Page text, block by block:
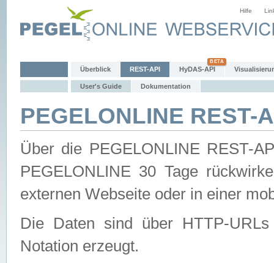
Hilfe
Überblick REST-API HyDAS-API
User's Guide Dokumentation
PEGELONLINE REST-
Über die PEGELONLINE REST-
PEGELONLINE 30 Tage
externen Webseite oder in einer
Die Daten sind über HTTP-
Notation erzeugt.